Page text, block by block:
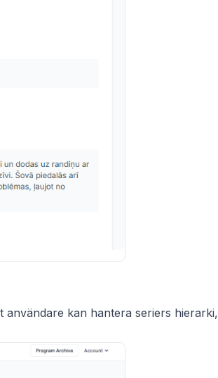
kan hantera seriers hierarki,